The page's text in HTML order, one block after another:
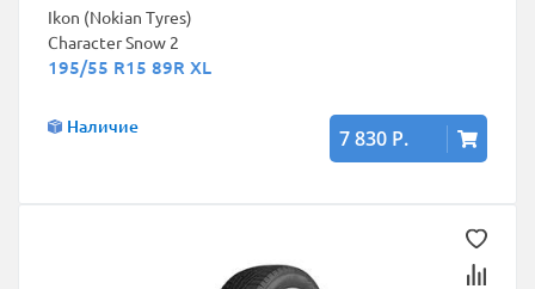
Ikon (Nokian Tyres)
Character Snow 2
195/55 R15 89R XL
Наличие 7 830 Р.